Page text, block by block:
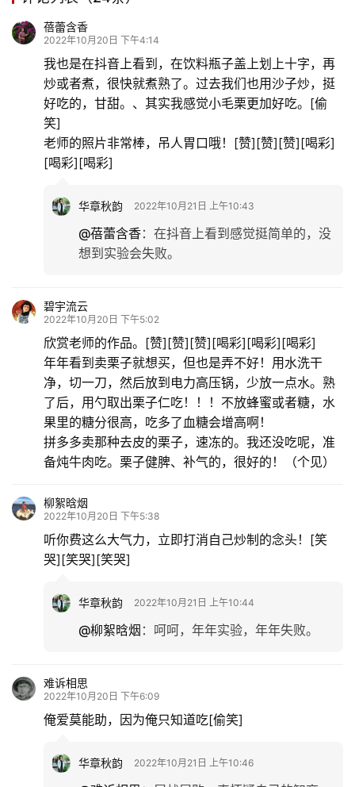
旅
游
蓓蕾含香
2022年10月20日 下午4:14
我也是在抖音上看到，在饮料瓶子盖上划上十字，再
炒或者煮，很快就煮熟了。过去我们也用沙子炒，挺
好吃的，甘甜。、其实我感觉小毛栗更加好吃。[偷
笑]
老师的照片非常棒，吊人胃口哦！[赞][赞][赞][喝彩]
[喝彩][喝彩]
华章秋韵 2022年10月21日 上午10:43
@蓓蕾含香： 在抖音上看到感觉挺简单的，没
想到实验会失败。
碧宇流云
2022年10月20日 下午5:02
欣赏老师的作品。[赞][赞][赞][喝彩][喝彩][喝彩]
年年看到卖栗子就想买，但也是弄不好！用水洗干
净，切一刀，然后放到电力高压锅，少放一点水。熟
了后，用勺取出栗子仁吃！！！不放蜂蜜或者糖，水
果里的糖分很高，吃多了血糖会增高啊！
拼多多卖那种去皮的栗子，速冻的。我还没吃呢，准
备炖牛肉吃。栗子健脾、补气的，很好的！（个见）
柳絮晗烟
2022年10月20日 下午5:38
听你费这么大气力，立即打消自己炒制的念头！[笑
哭][笑哭][笑哭]
华章秋韵 2022年10月21日 上午10:44
@柳絮晗烟 ： 呵呵，年年实验，年年失败。
难诉相思
2022年10月20日 下午6:09
俺爱莫能助，因为俺只知道吃[偷笑]
华章秋韵 2022年10月21日 上午10:46